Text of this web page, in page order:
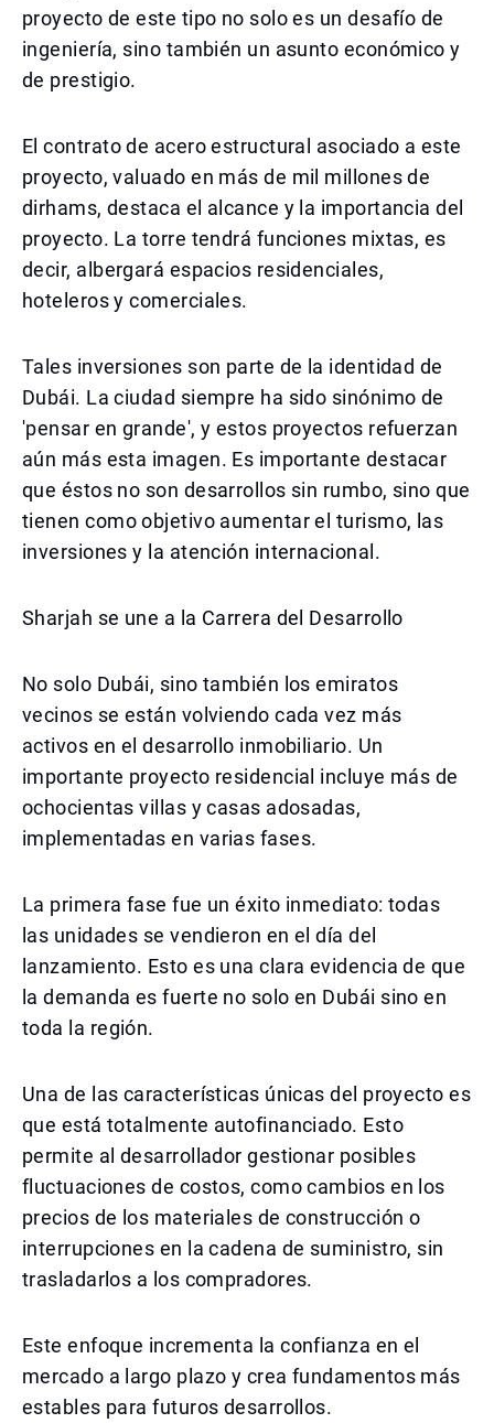
proyecto de este tipo no solo es un desafío de
ingeniería, sino también un asunto económico y
de prestigio.
El contrato de acero estructural asociado a este
proyecto, valuado en más de mil millones de
dirhams, destaca el alcance y la importancia del
proyecto. La torre tendrá funciones mixtas, es
decir, albergará espacios residenciales,
hoteleros y comerciales.
Tales inversiones son parte de la identidad de
Dubái. La ciudad siempre ha sido sinónimo de
'pensar en grande', y estos proyectos refuerzan
aún más esta imagen. Es importante destacar
que éstos no son desarrollos sin rumbo, sino que
tienen como objetivo aumentar el turismo, las
inversiones y la atención internacional.
Sharjah se une a la Carrera del Desarrollo
No solo Dubái, sino también los emiratos
vecinos se están volviendo cada vez más
activos en el desarrollo inmobiliario. Un
importante proyecto residencial incluye más de
ochocientas villas y casas adosadas,
implementadas en varias fases.
La primera fase fue un éxito inmediato: todas
las unidades se vendieron en el día del
lanzamiento. Esto es una clara evidencia de que
la demanda es fuerte no solo en Dubái sino en
toda la región.
Una de las características únicas del proyecto es
que está totalmente autofinanciado. Esto
permite al desarrollador gestionar posibles
fluctuaciones de costos, como cambios en los
precios de los materiales de construcción o
interrupciones en la cadena de suministro, sin
trasladarlos a los compradores.
Este enfoque incrementa la confianza en el
mercado a largo plazo y crea fundamentos más
estables para futuros desarrollos.